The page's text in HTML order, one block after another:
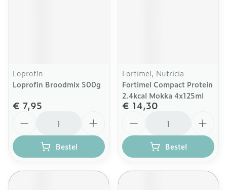
Loprofin
Loprofin Broodmix 500g
€ 7,95
Bestel
Fortimel, Nutricia
Fortimel Compact Protein
2.4kcal Mokka 4x125ml
€ 14,30
Bestel